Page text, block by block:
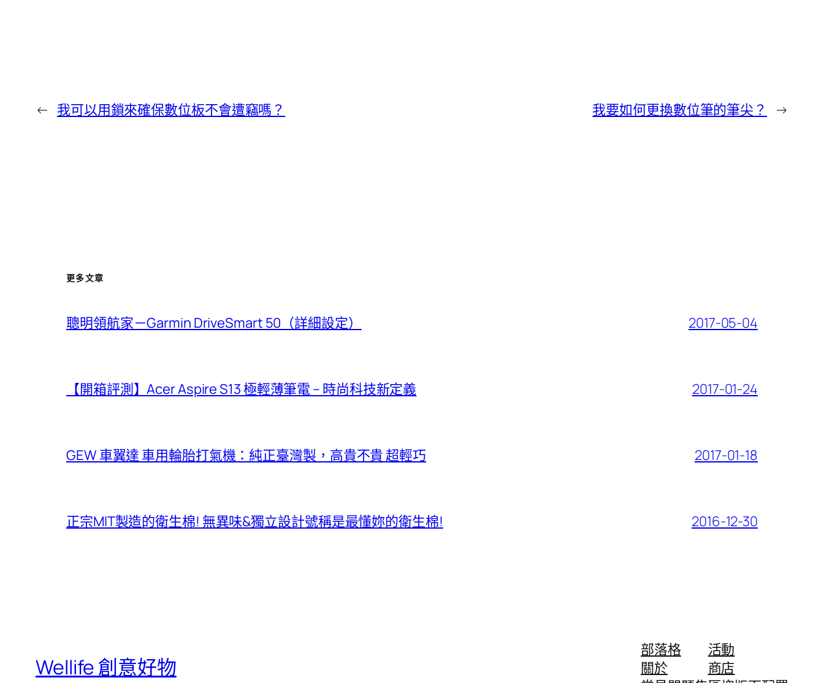
← 我可以用鎖來確保數位板不會遭竊嗎？ 我要如何更換數位筆的筆尖？ →
更多文章
聰明領航家－Garmin DriveSmart 50（詳細設定） 2017-05-04
【開箱評測】Acer Aspire S13 極輕薄筆電 – 時尚科技新定義 2017-01-24
GEW 車翼達 車用輪胎打氣機：純正臺灣製，高貴不貴 超輕巧 2017-01-18
正宗MIT製造的衛生棉! 無異味&獨立設計號稱是最懂妳的衛生棉! 2016-12-30
Wellife 創意好物
部落格
關於
活動
商店